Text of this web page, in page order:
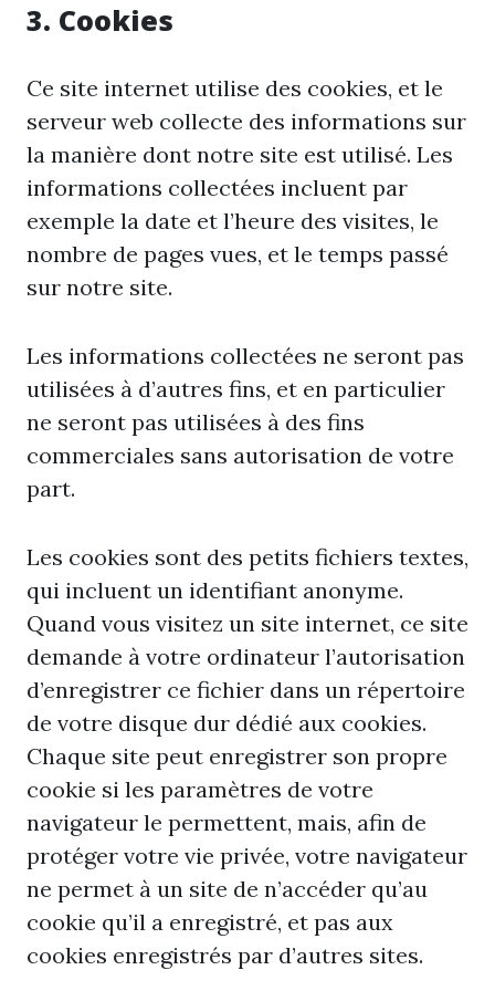
3. Cookies
Ce site internet utilise des cookies, et le
serveur web collecte des informations sur
la manière dont notre site est utilisé. Les
informations collectées incluent par
exemple la date et l’heure des visites, le
nombre de pages vues, et le temps passé
sur notre site.
Les informations collectées ne seront pas
utilisées à d’autres fins, et en particulier
ne seront pas utilisées à des fins
commerciales sans autorisation de votre
part.
Les cookies sont des petits fichiers textes,
qui incluent un identifiant anonyme.
Quand vous visitez un site internet, ce site
demande à votre ordinateur l’autorisation
d’enregistrer ce fichier dans un répertoire
de votre disque dur dédié aux cookies.
Chaque site peut enregistrer son propre
cookie si les paramètres de votre
navigateur le permettent, mais, afin de
protéger votre vie privée, votre navigateur
ne permet à un site de n’accéder qu’au
cookie qu’il a enregistré, et pas aux
cookies enregistrés par d’autres sites.